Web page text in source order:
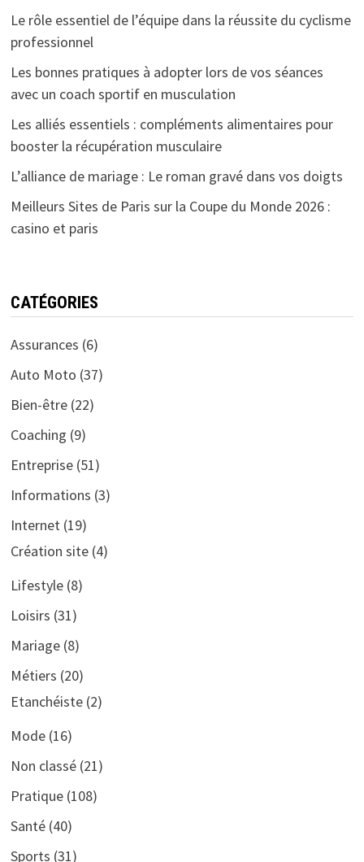
Le rôle essentiel de l’équipe dans la réussite du cyclisme
professionnel
Les bonnes pratiques à adopter lors de vos séances
avec un coach sportif en musculation
Les alliés essentiels : compléments alimentaires pour
booster la récupération musculaire
L’alliance de mariage : Le roman gravé dans vos doigts
Meilleurs Sites de Paris sur la Coupe du Monde 2026 :
casino et paris
CATÉGORIES
Assurances (6)
Auto Moto (37)
Bien-être(22)
Coaching (9)
Entreprise(51)
Informations (3)
Internet (19)
Création site(4)
Lifestyle(8)
Loisirs (31)
Mariage(8)
Métiers (20)
Etanchéiste(2)
Mode(16)
Non classé(21)
Pratique(108)
Santé(40)
Sports (31)